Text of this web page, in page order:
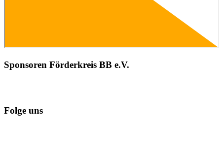
Sponsoren Förderkreis BB e.V.
Folge uns